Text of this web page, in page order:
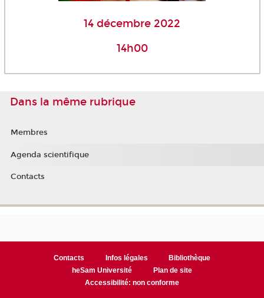
14 décembre 2022
14h00
Dans la même rubrique
Membres
Agenda scientifique
Contacts
Contacts Infos légales
Bibliothèque
heSam Université
Plan de site
Accessibilité: non conforme